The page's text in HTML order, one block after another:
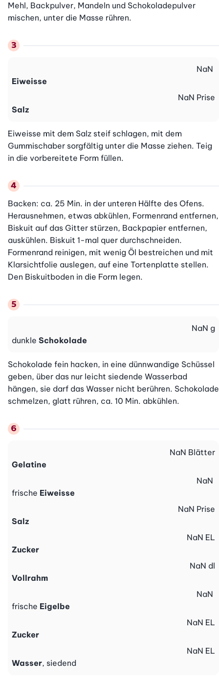
Mehl, Backpulver, Mandeln und Schokoladepulver
mischen, unter die Masse rühren.
Eiweisse
NaN
Salz
NaN Prise
Eiweisse mit dem Salz steif schlagen, mit dem
Gummischaber sorgfältig unter die Masse ziehen. Teig
in die vorbereitete Form füllen.
Backen: ca. 25 Min. in der unteren Hälfte des Ofens.
Herausnehmen, etwas abkühlen, Formenrand entfernen,
Biskuit auf das Gitter stürzen, Backpapier entfernen,
auskühlen. Biskuit 1-mal quer durchschneiden.
Formenrand reinigen, mit wenig Öl bestreichen und mit
Klarsichtfolie auslegen, auf eine Tortenplatte stellen.
Den Biskuitboden in die Form legen.
dunkle Schokolade
NaN g
Schokolade fein hacken, in eine dünnwandige Schüssel
geben, über das nur leicht siedende Wasserbad
hängen, sie darf das Wasser nicht berühren. Schokolade
schmelzen, glatt rühren, ca. 10 Min. abkühlen.
Gelatine
NaN Blätter
frische Eiweisse
NaN
Salz
NaN Prise
Zucker
NaN EL
Vollrahm
NaN dl
frische Eigelbe
NaN
Zucker
NaN EL
Wasser, siedend
NaN EL